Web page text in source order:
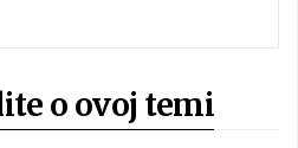
o ovoj temi